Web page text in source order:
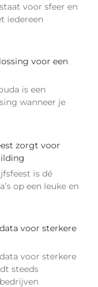
voor sfeer en
iedereen
voor een
is een
wanneer je
zorgt voor
is dé
op een leuke en
voor sterkere
voor sterkere
steeds